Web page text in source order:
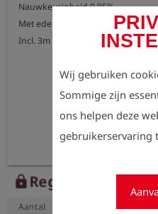
Wij gebruiken
Sommige zijn
ons helpen deze
gebruikerservaring
Nauwkeurigheid 0,05%.
Met edelstaal behuizing en
Incl. 3m aansluitkabel en
lockRegistreer nu
Aantal